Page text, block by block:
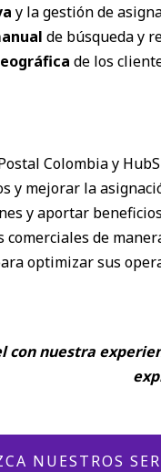
y la gestión de
de búsqueda y
de los
Colombia y
y mejorar la
y aportar
de
optimizar sus
nuestra
NUESTROS